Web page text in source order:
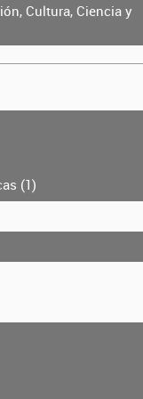
Cultura, Ciencia y
(1)